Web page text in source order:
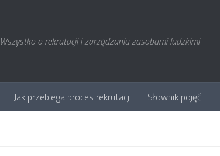
Wszystko o rekrutacji i zarządzaniu zasobami ludzkimi
Jak przebiega proces rekrutacji Słownik pojęć